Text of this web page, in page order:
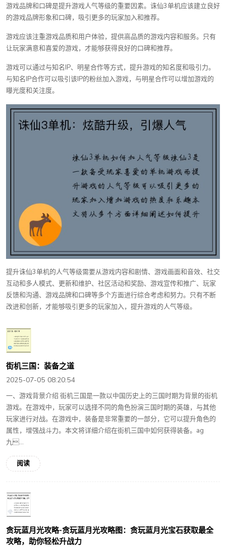
游戏品牌和口碑是提升游戏人气等级的重要因素。诛仙3单机应该建立良好
的游戏品牌形象和口碑，吸引更多的玩家加入和推荐。
游戏应该注重游戏品质和用户体验，提供高品质的游戏内容和服务。只有
让玩家满意和喜爱的游戏，才能够获得良好的口碑和推荐。
游戏可以通过与知名IP、明星合作等方式，提升游戏的知名度和吸引力。
与知名IP合作可以吸引该IP的粉丝加入游戏，与明星合作可以增加游戏的
曝光度和关注度。
提升诛仙3单机的人气等级需要从游戏内容和剧情、游戏画面和音效、社交
互动和多人模式、更新和维护、社区活动和奖励、游戏宣传和推广、玩家
反馈和沟通、游戏品牌和口碑等多个方面进行综合考虑和努力。只有不断
改进和创新，才能够吸引更多的玩家加入，提升游戏的人气等级。
街机三国：装备之道
2025-07-05 08:20:54
一、游戏背景介绍 街机三国是一款以中国历史上的三国时期为背景的街机
游戏。在游戏中，玩家可以选择不同的角色扮演三国时期的英雄，与其他
玩家进行对战。在游戏中，装备是非常重要的一部分，它可以提升角色的
属性，增强战斗力。本文将详细介绍在街机三国中如何获得装备。ag
九...
阅读
贪玩蓝月光攻略-贪玩蓝月光攻略图：贪玩蓝月光宝石获取最全
攻略，助你轻松升战力